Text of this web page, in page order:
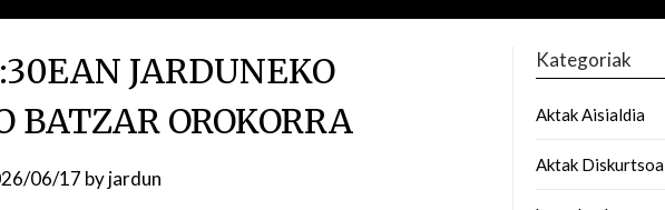
JARDUNEKO
BATZAR OROKORRA
06/17 byjardun
Kategoriak
Aktak Aisialdia
Aktak Diskurtsoa